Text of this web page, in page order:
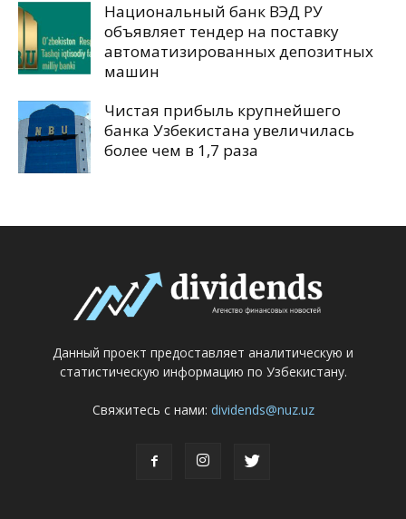
Национальный банк ВЭД РУ
объявляет тендер на поставку
автоматизированных депозитных
машин
Чистая прибыль крупнейшего
банка Узбекистана увеличилась
более чем в 1,7 раза
Данный проект предоставляет аналитическую и
статистическую информацию по Узбекистану.
Свяжитесь с нами: dividends@nuz.uz